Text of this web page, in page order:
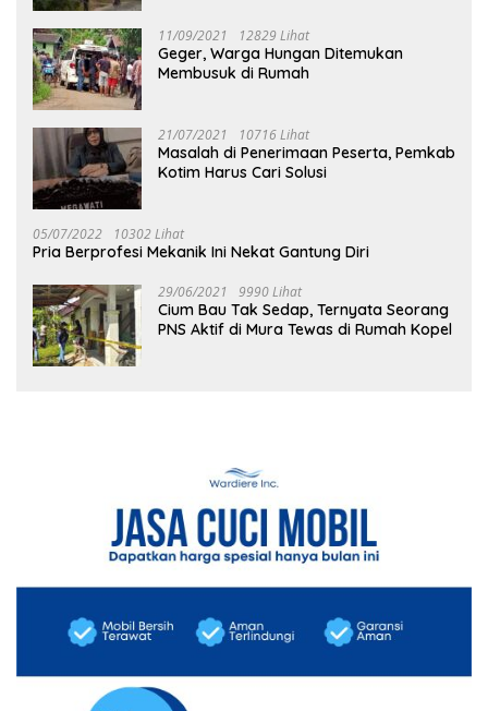
11/09/2021 12829 Lihat
Geger, Warga Hungan Ditemukan
Membusuk di Rumah
21/07/2021 10716 Lihat
Masalah di Penerimaan Peserta, Pemkab
Kotim Harus Cari Solusi
05/07/2022 10302 Lihat
Pria Berprofesi Mekanik Ini Nekat Gantung Diri
29/06/2021 9990 Lihat
Cium Bau Tak Sedap, Ternyata Seorang
PNS Aktif di Mura Tewas di Rumah Kopel